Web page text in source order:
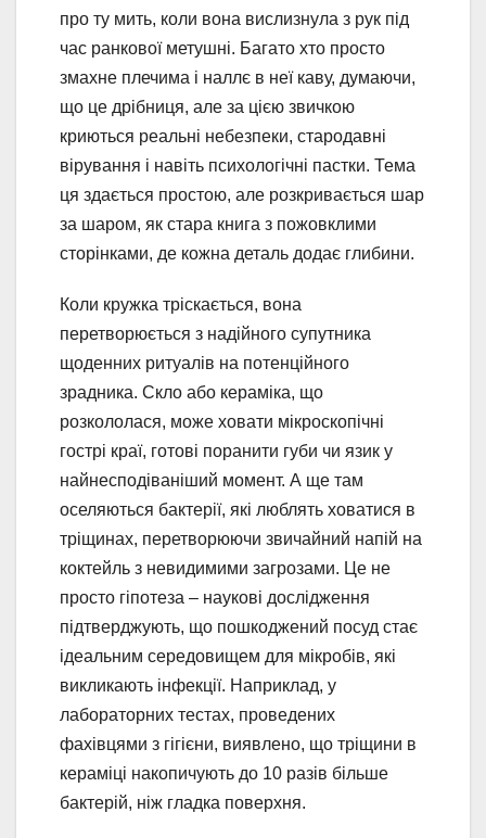
про ту мить, коли вона вислизнула з рук під
час ранкової метушні. Багато хто просто
змахне плечима і наллє в неї каву, думаючи,
що це дрібниця, але за цією звичкою
криються реальні небезпеки, стародавні
вірування і навіть психологічні пастки. Тема
ця здається простою, але розкривається шар
за шаром, як стара книга з пожовклими
сторінками, де кожна деталь додає глибини.
Коли кружка тріскається, вона
перетворюється з надійного супутника
щоденних ритуалів на потенційного
зрадника. Скло або кераміка, що
розкололася, може ховати мікроскопічні
гострі краї, готові поранити губи чи язик у
найнесподіваніший момент. А ще там
оселяються бактерії, які люблять ховатися в
тріщинах, перетворюючи звичайний напій на
коктейль з невидимими загрозами. Це не
просто гіпотеза – наукові дослідження
підтверджують, що пошкоджений посуд стає
ідеальним середовищем для мікробів, які
викликають інфекції. Наприклад, у
лабораторних тестах, проведених
фахівцями з гігієни, виявлено, що тріщини в
кераміці накопичують до 10 разів більше
бактерій, ніж гладка поверхня.